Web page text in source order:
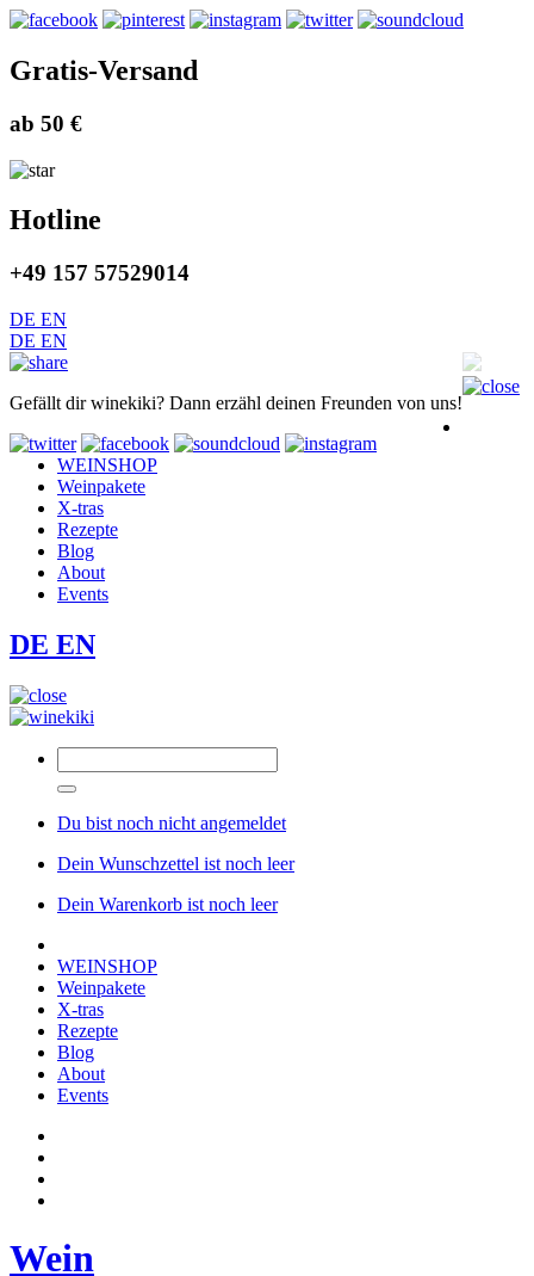
Gratis-Versand
ab 50 €
Hotline
+49 157 57529014
DE EN
DE EN
Gefällt dir winekiki? Dann erzähl deinen Freunden von uns!
WEINSHOP
Weinpakete
X-tras
Rezepte
Blog
About
Events
DE EN
Du bist noch nicht angemeldet
Dein Wunschzettel ist noch leer
Dein Warenkorb ist noch leer
WEINSHOP
Weinpakete
X-tras
Rezepte
Blog
About
Events
Wein